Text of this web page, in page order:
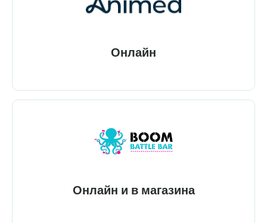
Онлайн
Онлайн и в магазина